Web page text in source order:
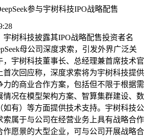
参与宇树科技IPO战略配售
宇树科技披露其IPO战略配售投资者名
母公司深度求索，引发外界广泛关
，宇树科技董事长、总经理兼首席技术官
首次回应称，深度求索将为宇树科技提供
力的商业合作方案，包括但不限于根据需
情况在模型架构方案、智算集群建设、数
如有）等方面提供技术支持。宇树科技公
索属于与公司在经营业务上具有战略合作
作愿景的大型企业，可与公司开展战略合